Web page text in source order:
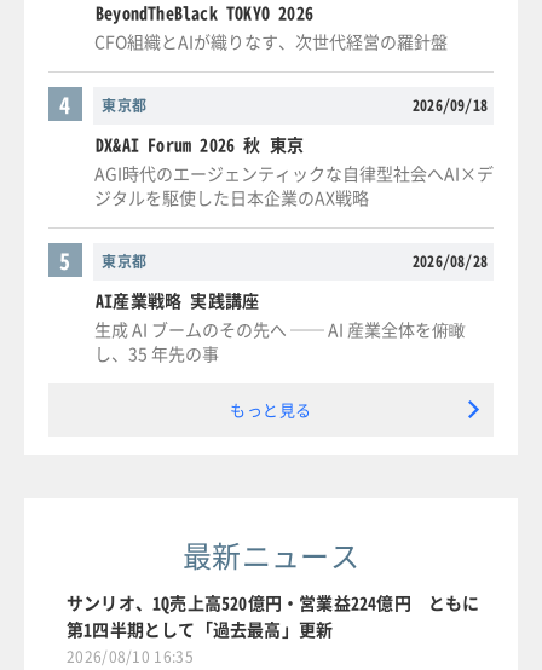
BeyondTheBlack TOKYO 2026
CFO組織とAIが織りなす、次世代経営の羅針盤
東京都 2026/09/18
4
DX&AI Forum 2026 秋 東京
AGI時代のエージェンティックな自律型社会へAI×デ
ジタルを駆使した日本企業のAX戦略
東京都 2026/08/28
5
AI産業戦略 実践講座
生成 AI ブームのその先へ ── AI 産業全体を俯瞰
し、35 年先の事
もっと見る
最新ニュース
サンリオ、1Q売上高520億円・営業益224億円 ともに
第1四半期として「過去最高」更新
2026/08/10 16:35